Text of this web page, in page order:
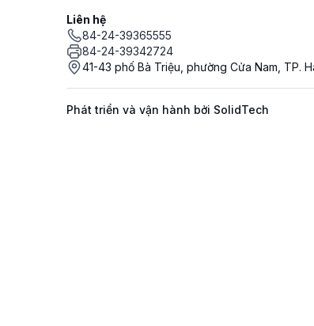
Liên hệ
84-24-39365555
84-24-39342724
41-43 phố Bà Triệu, phường Cửa Nam, TP.
Phát triển và vận hành bởi SolidTech